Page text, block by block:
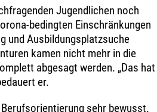
Jugendlichen noch
bedingten Einschränkungen
und Ausbildungsplatzsuche
kamen nicht mehr in die
abgesagt werden. „Das hat
er.
sehr bewusst.